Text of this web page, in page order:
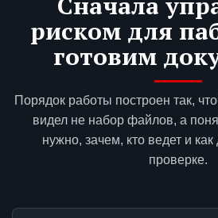
риском для
готовим
Порядок работы построен так,
видел не набор файлов, а
нужно, зачем, кто ведет и
проверке.